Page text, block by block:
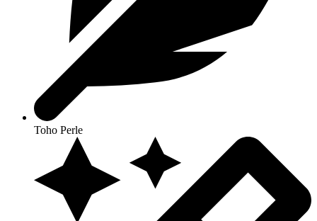
Toho Perle